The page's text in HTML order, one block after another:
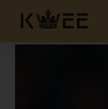
content